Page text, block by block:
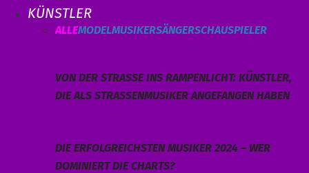
KÜNSTLER
ALLEMODELMUSIKERSÄNGERSCHAUSPIELER
VON DER STRASSE INS RAMPENLICHT: KÜNSTLER, D
IE ALS STRASSENMUSIKER ANGEFANGEN HABEN
DIE ERFOLGREICHSTEN MUSIKER 2024 – WER
DOMINIERT DIE CHARTS?